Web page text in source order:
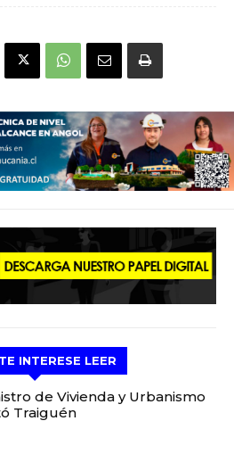
INTERESE LEER
de Vivienda y Urbanismo
Traiguén